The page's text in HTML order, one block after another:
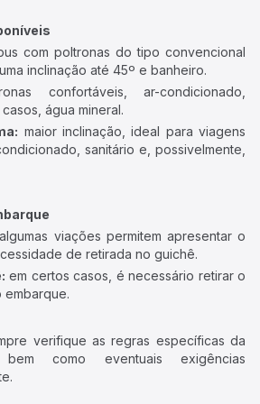
com poltronas do tipo convencional
inclinação até 45º e banheiro.
confortáveis, ar-condicionado,
água mineral.
maior inclinação, ideal para viagens
sanitário e, possivelmente,
algumas viações permitem apresentar o
de retirada no guichê.
em certos casos, é necessário retirar o
embarque.
verifique as regras específicas da
como eventuais exigências